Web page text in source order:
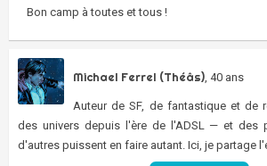
Bon camp à toutes et tous !
Michael Ferrel (Théâs), 40 ans
Auteur de SF, de fantastique et de
des univers depuis l'ère de l'ADSL — et des
d'autres puissent en faire autant. Ici, je partage